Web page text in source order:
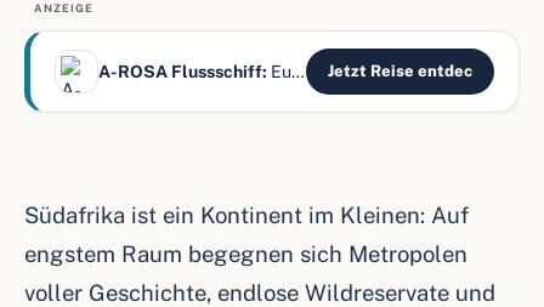
ANZEIGE
A-ROSA Flussschiff: Europas Flüsse – alles inklusive Jetzt Reise entdec
Südafrika ist ein Kontinent im Kleinen: Auf
engstem Raum begegnen sich Metropolen
voller Geschichte, endlose Wildreservate und